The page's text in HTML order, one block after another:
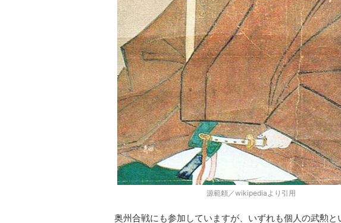
源範頼／wikipediaより引用
奥州合戦にも参加していますが、いずれも個人の武勲と